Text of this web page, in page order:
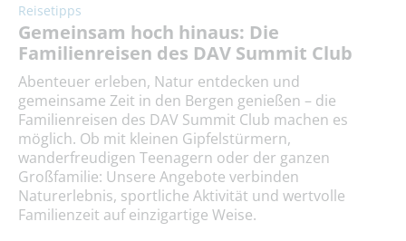
Reisetipps
Gemeinsam hoch hinaus: Die
Familienreisen des DAV Summit Club
Abenteuer erleben, Natur entdecken und
gemeinsame Zeit in den Bergen genießen – die
Familienreisen des DAV Summit Club machen es
möglich. Ob mit kleinen Gipfelstürmern,
wanderfreudigen Teenagern oder der ganzen
Großfamilie: Unsere Angebote verbinden
Naturerlebnis, sportliche Aktivität und wertvolle
Familienzeit auf einzigartige Weise.